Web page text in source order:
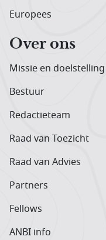
Europees
Over ons
Missie en doelstelling
Bestuur
Redactieteam
Raad van Toezicht
Raad van Advies
Partners
Fellows
ANBI info